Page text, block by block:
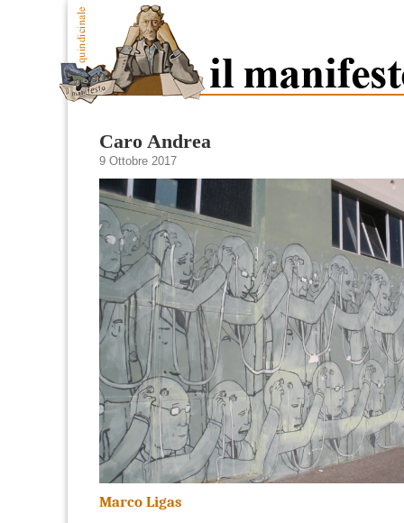
Caro Andrea
9 Ottobre 2017
Marco Ligas